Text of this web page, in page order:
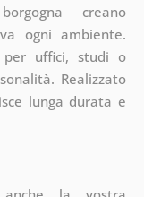
creano
ogni ambiente.
uffici, studi o
Realizzato
lunga durata e